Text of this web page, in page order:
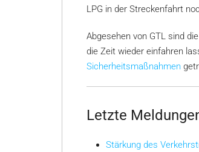
LPG in der Streckenfahrt
Abgesehen von GTL sind
die Zeit wieder einfahren
Sicherheitsmaßnahmen
Letzte
Stärkung des